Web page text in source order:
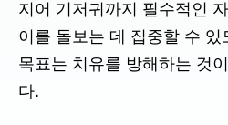
지어 기저귀까지 필수적인
이를 돌보는 데 집중할 수 있
목표는 치유를 방해하는 것
다.